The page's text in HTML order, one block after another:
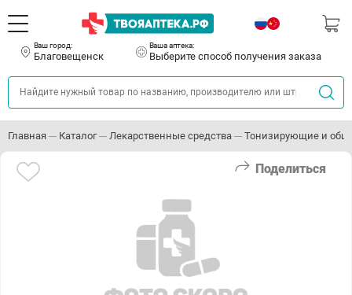
Ваш город:
Благовещенск
Ваша аптека:
Выберите способ получения заказа
Главная Каталог Лекарственные средства Тонизирующие и
Поделиться